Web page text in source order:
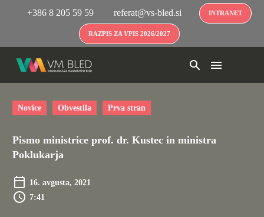
+386 8 205 59 59 referat@vs-bled.si INTRANET
RAZPIS ZA VPIS 2026/2027
Novice Obvestila Prva stran
Pismo ministrice prof. dr. Kustec in ministra
Poklukarja
16. avgusta, 2021
7:41